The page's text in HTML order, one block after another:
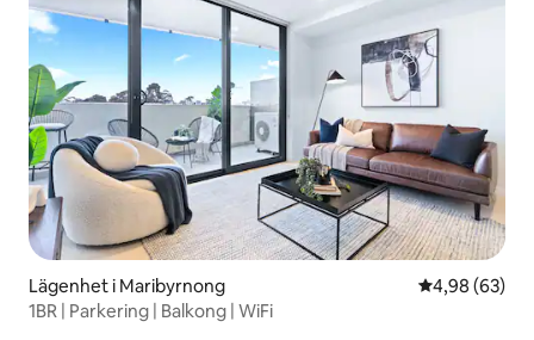
Lägenhet i Maribyrnong 4,98 av 5 i
4,98 (63)
1BR | Parkering | Balkong | WiFi